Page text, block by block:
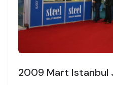
2009 Mart Istanbul